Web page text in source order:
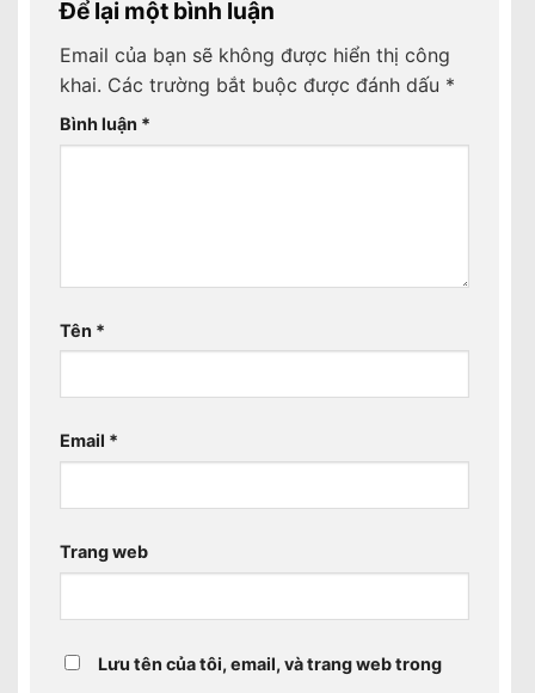
Để lại một bình luận
Email của bạn sẽ không được hiển thị công
khai. Các trường bắt buộc được đánh dấu *
Bình luận *
Tên *
Email *
Trang web
Lưu tên của tôi, email, và trang web trong